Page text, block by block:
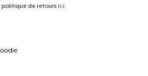
politique de retours ici.